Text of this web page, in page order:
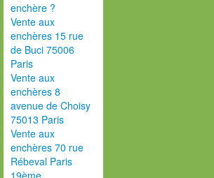
enchère ?
Vente aux
enchères 15 rue
de Buci 75006
Paris
Vente aux
enchères 8
avenue de Choisy
75013 Paris
Vente aux
enchères 70 rue
Rébeval Paris
19ème